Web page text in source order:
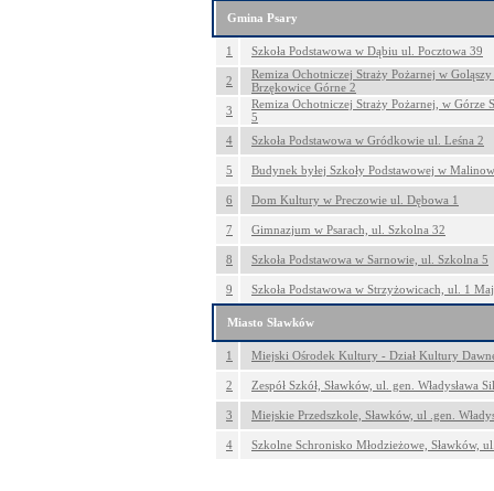
Gmina Psary
1 Szkoła Podstawowa w Dąbiu ul. Pocztowa 39
2
Remiza Ochotniczej Straży Pożarnej w
Brzękowice Górne 2
3
Remiza Ochotniczej Straży Pożarnej, w Górze
5
4
Szkoła Podstawowa w Gródkowie ul. Leśna 2
5 Budynek byłej Szkoły Podstawowej w
6 Dom Kultury w Preczowie ul. Dębowa 1
7 Gimnazjum w Psarach, ul. Szkolna 32
8 Szkoła Podstawowa w Sarnowie, ul. Szkolna 5
9 Szkoła Podstawowa w Strzyżowicach, ul. 1
Miasto Sławków
1 Miejski Ośrodek Kultury - Dział Kultury
2 Zespół Szkół, Sławków, ul. gen. Władysława
3 Miejskie Przedszkole, Sławków, ul .gen.
4 Szkolne Schronisko Młodzieżowe, Sławków,